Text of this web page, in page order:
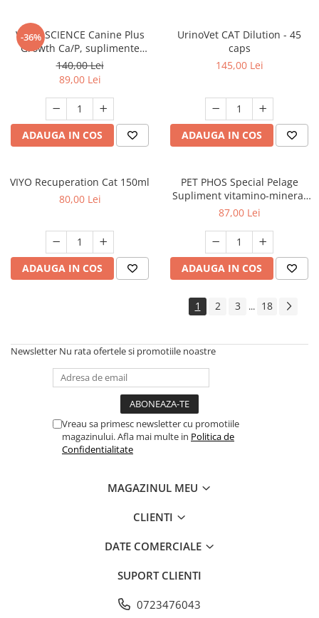
-36%
VETRI SCIENCE Canine Plus
Growth Ca/P, suplimente
creștere și vitalitate câini, 45
Tablete masticabile
140,00 Lei
89,00 Lei
ADAUGA IN COS
UrinoVet CAT Dilution - 45
caps
145,00 Lei
ADAUGA IN COS
VIYO Recuperation Cat 150ml
80,00 Lei
ADAUGA IN COS
PET PHOS Special Pelage
Supliment vitamino-mineral
pentru câini, 50 tablete
87,00 Lei
ADAUGA IN COS
1 2 3 ... 18
Newsletter Nu rata ofertele si promotiile noastre
Vreau sa primesc newsletter cu promotiile
magazinului. Afla mai multe in Politica de
Confidentialitate
MAGAZINUL MEU
CLIENTI
DATE COMERCIALE
SUPORT CLIENTI
0723476043